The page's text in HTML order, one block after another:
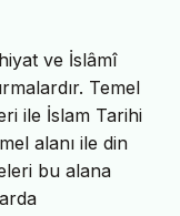
ve İslâmî
Temel
ile İslam Tarihi
alanı ile din
bu alana